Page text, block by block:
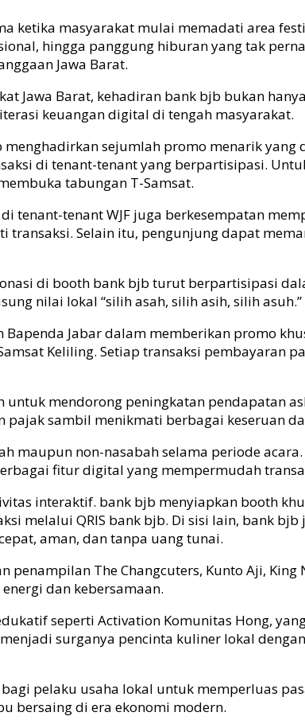
ketika masyarakat mulai memadati area
hingga panggung hiburan yang tak
Jawa Barat.
Jawa Barat, kehadiran bank bjb bukan
keuangan digital di tengah masyarakat.
menghadirkan sejumlah promo menarik yang
di tenant-tenantyang berpartisipasi.
tabungan T-Samsat.
tenant-tenantWJF juga berkesempatan
Selain itu, pengunjung dapat
di booth bank bjb turut berpartisipasi
nilai lokal “silih asah, silih asih, silih asuh.”
Bapenda Jabar dalam memberikan promo
Keliling. Setiap transaksi pembayaran
mendorong peningkatan pendapatan
sambil menikmati berbagai keseruan
maupun non-nasabah selama periode
fitur digital yang mempermudah
interaktif. bank bjb menyiapkan booth
melalui QRIS bank bjb. Di sisi lain, bank bjb
aman, dan tanpa uang tunai.
penampilan The Changcuters, Kunto Aji,
dan kebersamaan.
seperti Activation Komunitas Hong,
menjadi surganya pencinta kuliner lokal
pelaku usaha lokal untuk memperluas
bersaing di era ekonomi modern.